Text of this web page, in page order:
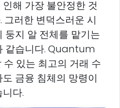
해 가장 불안정한 것
그러한 변덕스러운 시
둥지 알 전체를 맡기는
같습니다. Quantum
수 있는 최고의 거래 수
금융 침체의 망령이
다.